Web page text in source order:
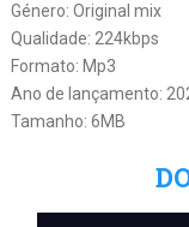
Género: Original mix
Qualidade: 224kbps
Formato: Mp3
Ano de lançamento:
Tamanho: 6MB